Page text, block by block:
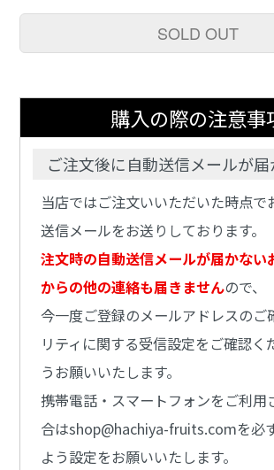
SOLD OUT
購入の際の注意事
ご注文後に自動送信メールが
当店ではご注文いいただいた時点で
送信メールをお送りしております。
注文時の自動送信メールが届かない
からの他の連絡も届きませんので、
今一度ご登録のメールアドレスのご
リティに関する受信設定をご確認く
うお願いいたします。
携帯電話・スマートフォンをご利用
合はshop@hachiya-fruits.comを必
よう設定をお願いいたします。